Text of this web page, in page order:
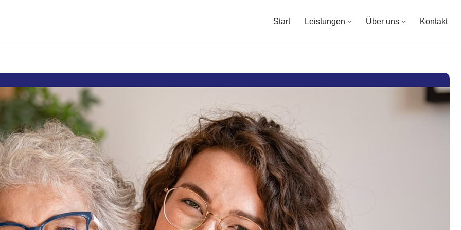
Start Leistungen Über uns Kontakt